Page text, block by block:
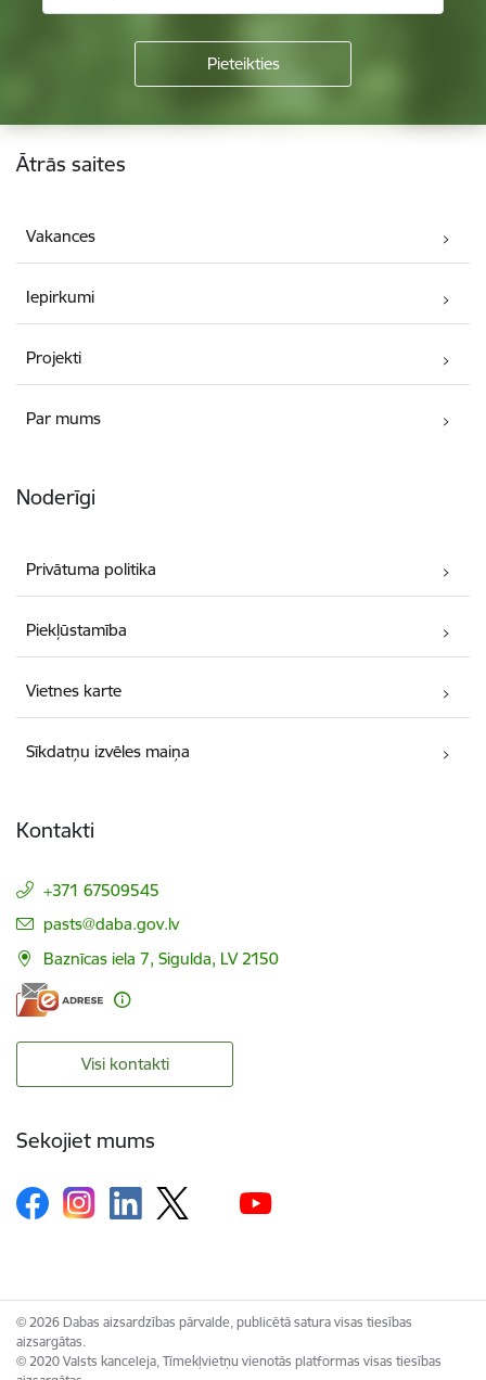
Kājene
Ātrās saites
Vakances
Iepirkumi
Projekti
Par mums
Noderīgi
Privātuma politika
Piekļūstamība
Vietnes karte
Sīkdatņu izvēles maiņa
Kontakti
+371 67509545
E-pasts:
pasts@daba.gov.lv
Baznīcas iela 7, Sigulda, LV 2150
Visi kontakti
Sekojiet mums
© 2026 Dabas aizsardzības pārvalde, publicētā satura visas tiesības
aizsargātas.
© 2020 Valsts kanceleja, Tīmekļvietņu vienotās platformas visas tiesības